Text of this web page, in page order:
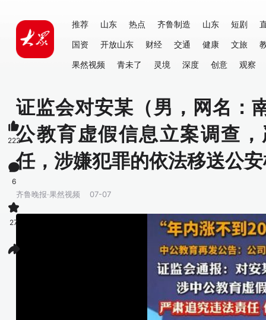
推荐 山东 热点 齐鲁制造 山东 短剧
国资
开放山东 财经 交通 健康 文旅
果然视频
青未了 灵境 深度 创意 观察
证监会对安某（男，网名：
公教育虚假信息立案调查
任，涉嫌犯罪的依法移送公
齐鲁晚报·果然视频 07-07
222
6
27